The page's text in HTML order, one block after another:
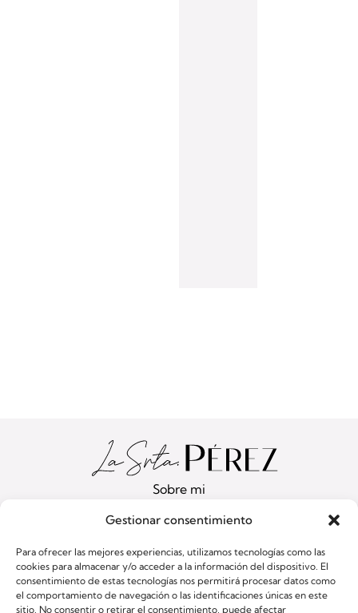
Gestionar consentimiento
Para ofrecer las mejores experiencias, utilizamos tecnologías como las
cookies para almacenar y/o acceder a la información del dispositivo. El
consentimiento de estas tecnologías nos permitirá procesar datos como
el comportamiento de navegación o las identificaciones únicas en este
sitio. No consentir o retirar el consentimiento, puede afectar
Sobre mi
Servicios
Contacto
¿Hablamos?